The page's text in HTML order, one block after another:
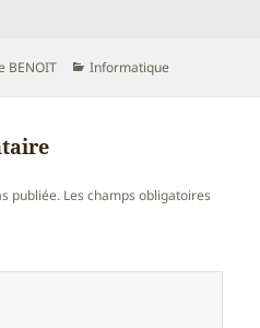
BENOIT Catégories
Informatique
publiée. Les champs obligatoires